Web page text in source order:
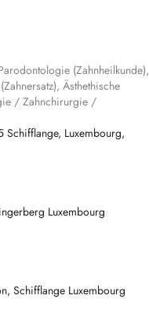
(Zahnheilkunde),
Ästhethische
/ Zahnchirurgie /
Luxembourg,
Luxembourg
Schifflange Luxembourg